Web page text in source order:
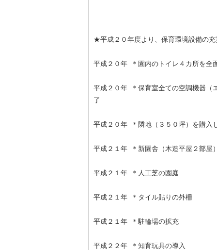
★平成２０年度より、保育環境設備の
平成２０年 ＊園内のトイレ４カ所を全
平成２０年 ＊保育室全ての空調機器（
了
平成２０年 ＊隣地（３５０坪）を購入
平成２１年 ＊新園舎（木造平屋２部屋
平成２１年 ＊人工芝の園庭
平成２１年 ＊タイル貼りの外柵
平成２１年 ＊駐輪場の拡充
平成２２年 ＊知育玩具の導入